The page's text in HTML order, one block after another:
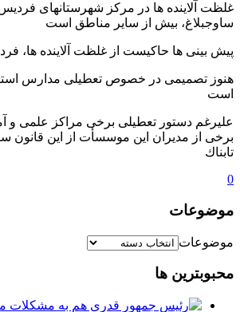
غلظت آلاینده ها در مرکز شهرستانهای
ساوجبلاغ، بیش از سایر مناطق است
پیش بینی ها حاکیست از غلظت آلاینده ها،
هنوز تصمیمی در خصوص تعطیلی مدارس
است
علیرغم دستور تعطیلی برخی مراکز علمی و
برخی از مدیران این موسسأت از این قانون
تابناك
0
موضوعات
موضوعات
محبوبترین ها